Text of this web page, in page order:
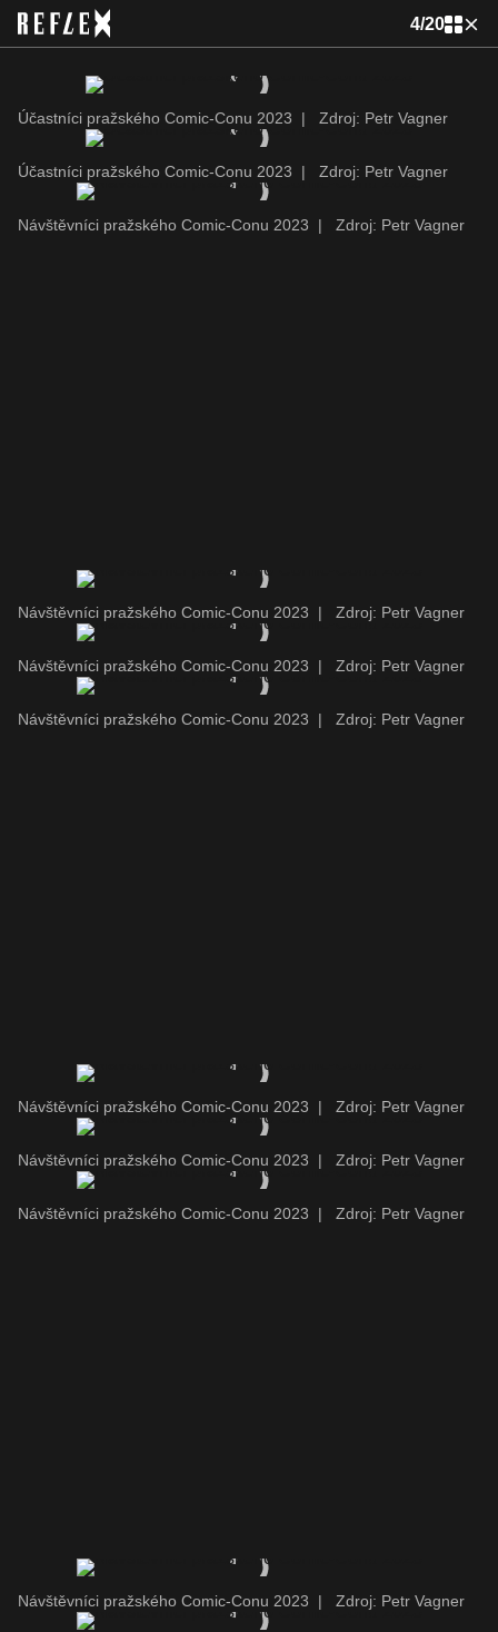
4/20
Účastníci pražského Comic-Conu 2023 | Zdroj: Petr Vagner
Účastníci pražského Comic-Conu 2023 | Zdroj: Petr Vagner
Návštěvníci pražského Comic-Conu 2023 | Zdroj: Petr Vagner
Návštěvníci pražského Comic-Conu 2023 | Zdroj: Petr Vagner
Návštěvníci pražského Comic-Conu 2023 | Zdroj: Petr Vagner
Návštěvníci pražského Comic-Conu 2023 | Zdroj: Petr Vagner
Návštěvníci pražského Comic-Conu 2023 | Zdroj: Petr Vagner
Návštěvníci pražského Comic-Conu 2023 | Zdroj: Petr Vagner
Návštěvníci pražského Comic-Conu 2023 | Zdroj: Petr Vagner
Návštěvníci pražského Comic-Conu 2023 | Zdroj: Petr Vagner